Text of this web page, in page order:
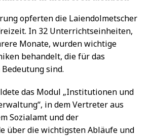
opferten die Laiendolmetscher
In 32 Unterrichtseinheiten,
Monate, wurden wichtige
behandelt, die für das
sind.
das Modul „Institutionen und
in dem Vertreter aus
Sozialamt und der
über die wichtigsten Abläufe und